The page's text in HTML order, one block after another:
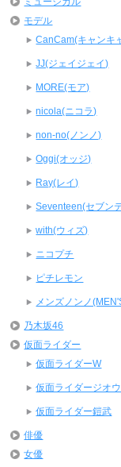
モデル
CanCam(キャンキ
JJ(ジェイジェイ)
MORE(モア)
nicola(ニコラ)
non-no(ノンノ)
Oggi(オッジ)
Ray(レイ)
Seventeen(セブン
with(ウィズ)
ニコプチ
ピチレモン
メンズノンノ
乃木坂46
仮面ライダー
仮面ライダーW
仮面ライダージオウ
仮面ライダー鎧武
俳優
女優